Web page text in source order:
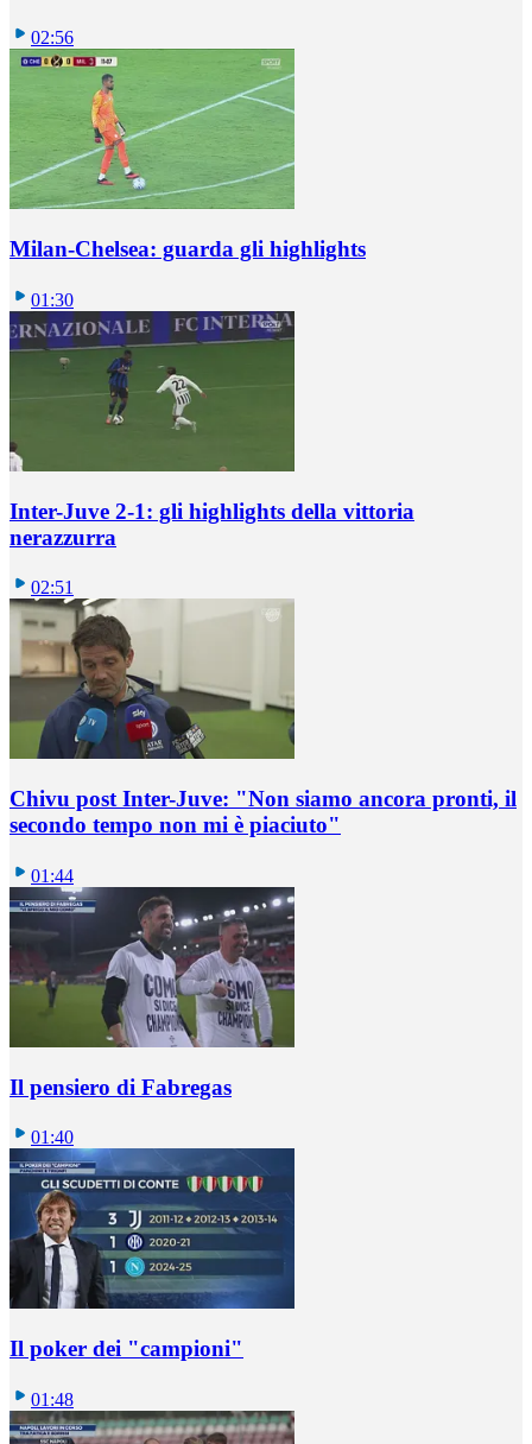
02:56
Milan-Chelsea: guarda gli highlights
01:30
Inter-Juve 2-1: gli highlights della vittoria
nerazzurra
02:51
Chivu post Inter-Juve: "Non siamo ancora pronti, il
secondo tempo non mi è piaciuto"
01:44
Il pensiero di Fabregas
01:40
Il poker dei "campioni"
01:48